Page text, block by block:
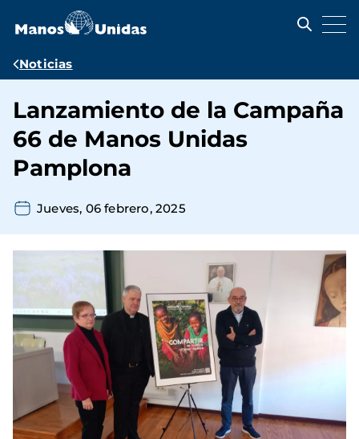
contenido
Ruta
navegación
Noticias
Lanzamiento de la Campaña
66 de Manos Unidas
Pamplona
Jueves, 06 febrero, 2025